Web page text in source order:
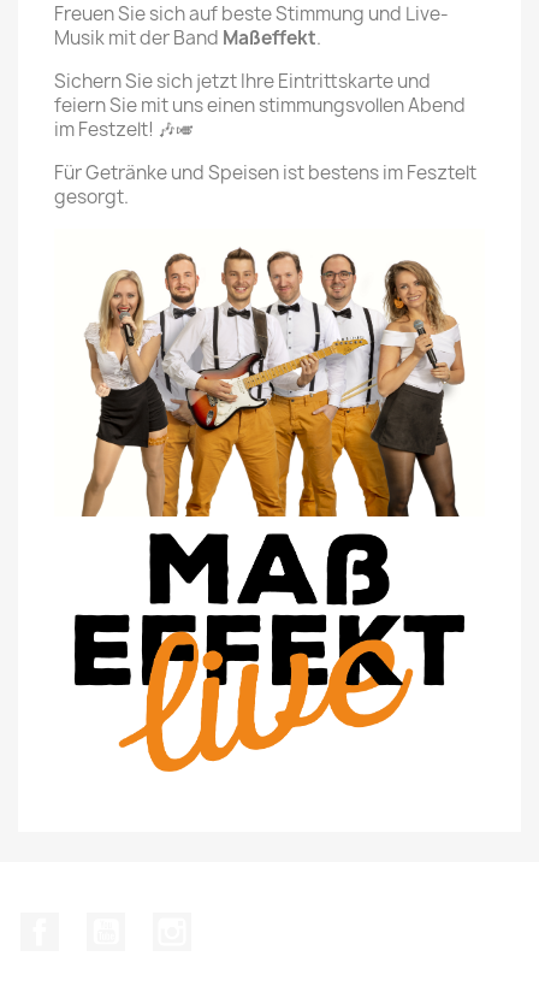
Freuen Sie sich auf beste Stimmung und Live-
Musik mit der Band Maßeffekt.
Sichern Sie sich jetzt Ihre Eintrittskarte und
feiern Sie mit uns einen stimmungsvollen Abend
im Festzelt! 🎶🎺
Für Getränke und Speisen ist bestens im Fesztelt
gesorgt.